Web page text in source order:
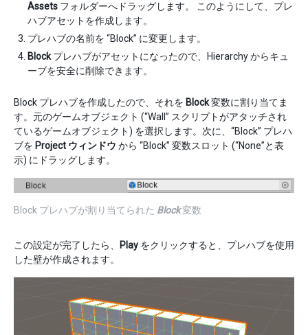
Assets フォルダーへドラッグします。 このようにして、プレ
ハブアセットを作成します。
プレハブの名前を “Block” に変更します。
Blockプレハブがアセットになったので、Hierarchy からキュ
ーブを安全に削除できます。
Block プレハブを作成したので、それを Block変数に割り当てま
す。元のゲームオブジェクト (“Wall” スクリプトがアタッチされ
ているゲームオブジェクト) を選択します。次に、“Block” プレハ
ブを Project ウィンドウ から “Block” 変数スロット (“None”と表
示) にドラッグします。
Block プレハブが割り当てられた Block変数
この設定が完了したら、 Play をクリックすると、プレハブを使用
した壁が作成されます。